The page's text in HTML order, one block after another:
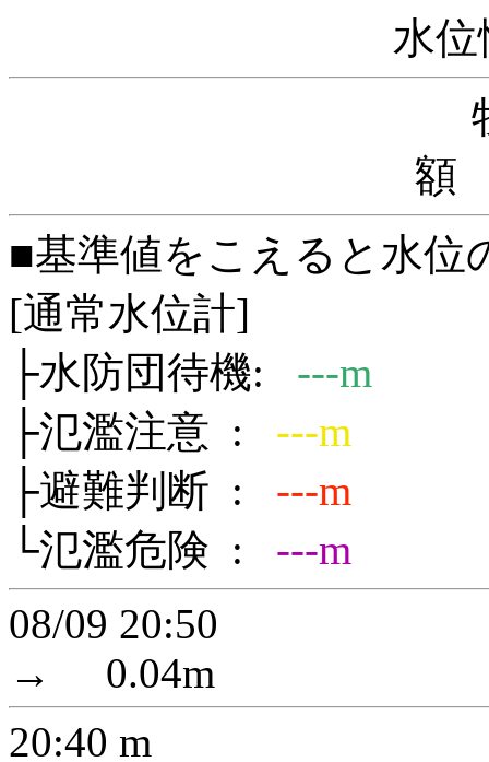
水
額
■基準値をこえると水位
[通常水位計]
├水防団待機: ---m
├氾濫注意 : ---m
├避難判断 : ---m
└氾濫危険 : ---m
08/09 20:50
→
0.04m
20:40 m